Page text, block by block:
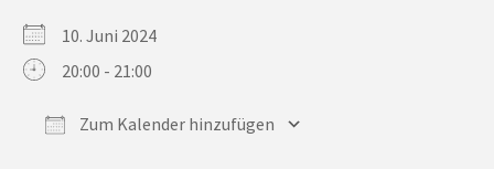
10. Juni 2024
20:00 - 21:00
Zum Kalender hinzufügen